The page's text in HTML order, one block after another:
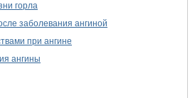
горла
заболевания ангиной
при ангине
ангины